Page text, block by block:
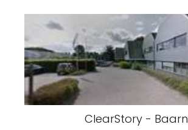
ClearStory - Baarn